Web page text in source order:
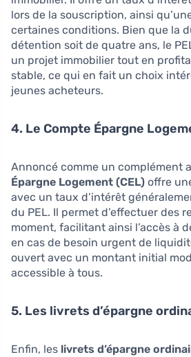
lors de la souscription, ainsi
certaines conditions. Bien que la
détention soit de quatre ans, le
un projet immobilier tout en
stable, ce qui en fait un choix
jeunes acheteurs.
4. Le Compte Épargne
Annoncé comme un complément
Épargne Logement (CEL) offre
avec un taux d’intérêt
du PEL. Il permet d’effectuer des
moment, facilitant ainsi l’accès à
en cas de besoin urgent de
ouvert avec un montant initial
accessible à tous.
5. Les livrets d’épargne
Enfin, les livrets d’épargne